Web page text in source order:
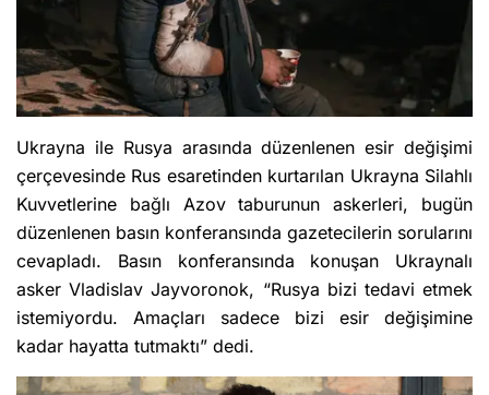
Ukrayna ile Rusya arasında düzenlenen esir değişimi
çerçevesinde Rus esaretinden kurtarılan Ukrayna Silahlı
Kuvvetlerine bağlı Azov taburunun askerleri, bugün
düzenlenen basın konferansında gazetecilerin sorularını
cevapladı. Basın konferansında konuşan Ukraynalı
asker Vladislav Jayvoronok, “Rusya bizi tedavi etmek
istemiyordu. Amaçları sadece bizi esir değişimine
kadar hayatta tutmaktı” dedi.